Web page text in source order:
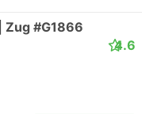
Zug #G1866
4.6